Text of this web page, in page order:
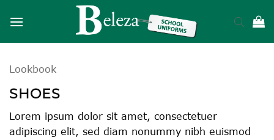
Lookbook
SHOES
Lorem ipsum dolor sit amet, consectetuer
adipiscing elit, sed diam nonummy nibh euismod